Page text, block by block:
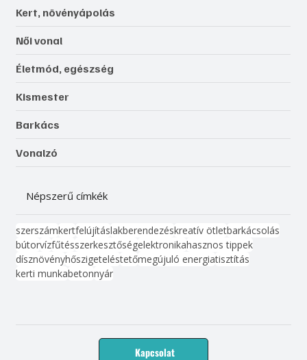
Kert, növényápolás
Női vonal
Életmód, egészség
Kismester
Barkács
Vonalzó
Népszerű címkék
szerszámkertfelújításlakberendezéskreatív ötletbarkácsolás
bútorvízfűtésszerkesztőségelektronikahasznos tippek
dísznövényhőszigeteléstetőmegújuló energiatisztítás
kerti munkabetonnyár
Kapcsolat